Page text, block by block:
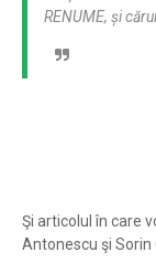
RENUME, şi
Şi articolul în care
Antonescu şi Sorin